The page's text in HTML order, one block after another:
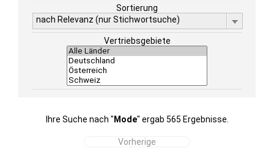
Sortierung
nach Relevanz (nur Stichwortsuche)
Vertriebsgebiete
Ihre Suche nach " Mode" ergab 565 Ergebnisse.
Vorherige